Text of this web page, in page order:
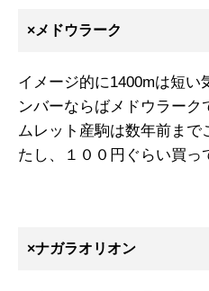
×メドウラーク
イメージ的に1400mは短い
ンバーならばメドウラー
ムレット産駒は数年前まで
たし、１００円ぐらい買っ
×ナガラオリオン